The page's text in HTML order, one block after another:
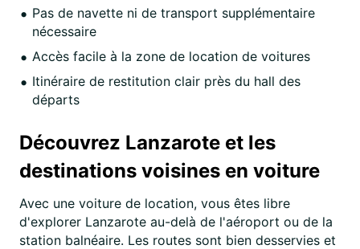
Pas de navette ni de transport supplémentaire
nécessaire
Accès facile à la zone de location de voitures
Itinéraire de restitution clair près du hall des
départs
Découvrez Lanzarote et les
destinations voisines en voiture
Avec une voiture de location, vous êtes libre
d'explorer Lanzarote au-delà de l'aéroport ou de la
station balnéaire. Les routes sont bien desservies et